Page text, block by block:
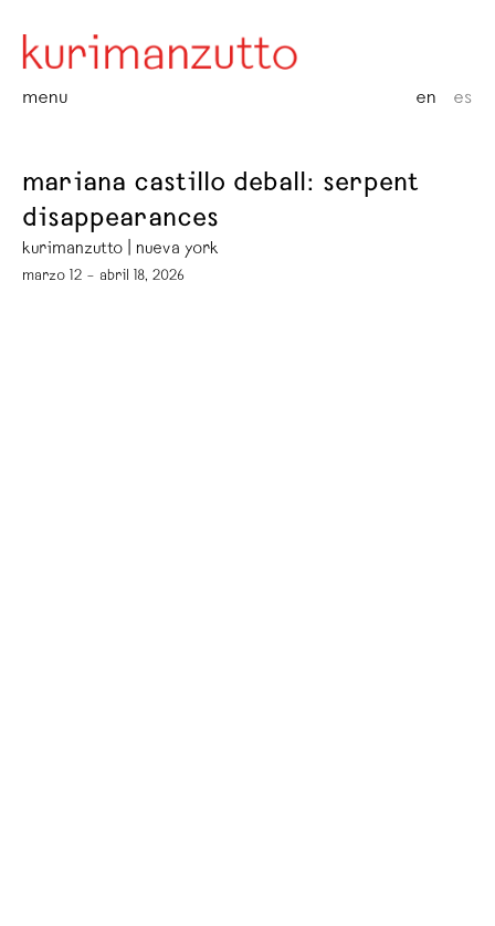
menu en es
mariana castillo deball: serpent
disappearances
kurimanzutto | nueva york
marzo 12 – abril 18, 2026